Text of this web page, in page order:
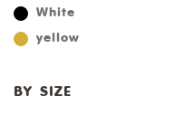
White
yellow
BY SIZE